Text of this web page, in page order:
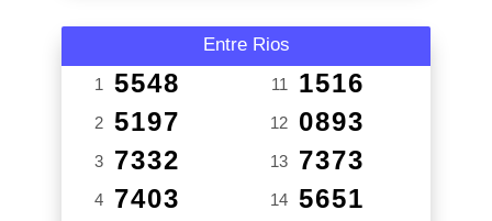
Entre Rios
1 5548
2 5197
3 7332
4 7403
11 1516
12 0893
13 7373
14 5651